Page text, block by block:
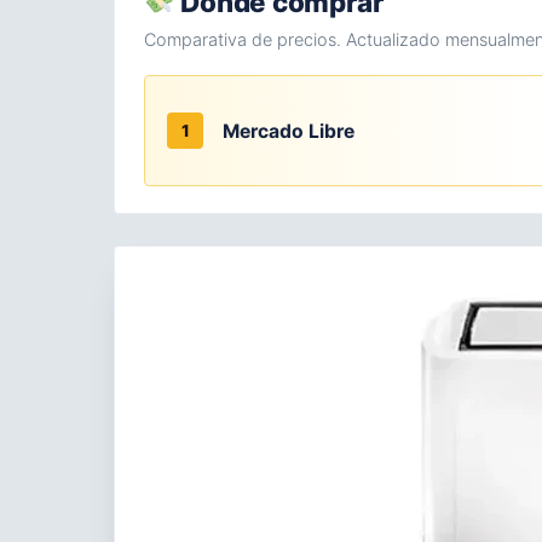
Comparativa de precios. Actualizado
1 Mercado Libre